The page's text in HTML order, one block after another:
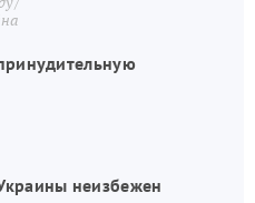
неизбежен